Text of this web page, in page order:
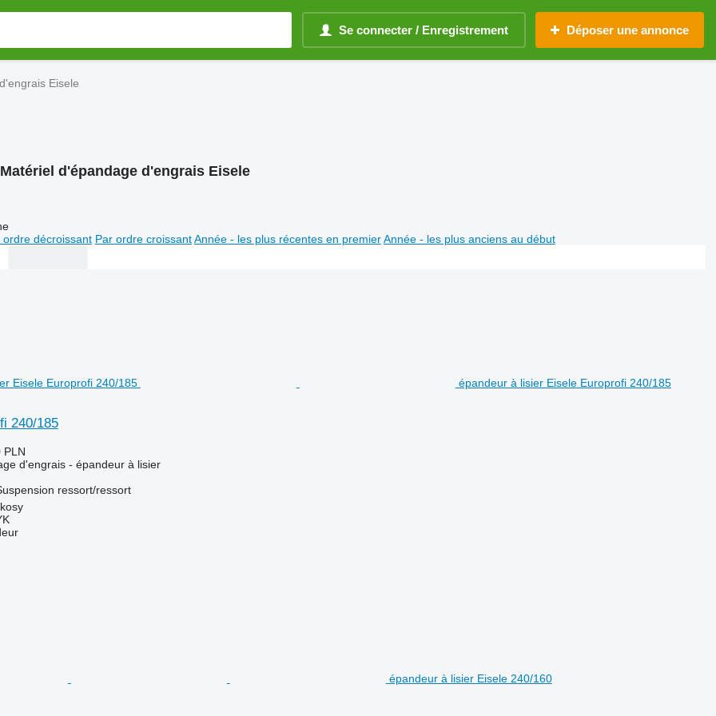
Se connecter / Enregistrement Déposer une annonce
Eisele
Matériel d'épandage d'engrais Eisele
ordre décroissant Par ordre croissant Année - les plus récentes en premier Année - les plus anciens au début
épandeur à lisier Eisele Europrofi 240/185
240/185
PLN
d'engrais - épandeur à lisier
ressort/ressort
épandeur à lisier Eisele 240/160